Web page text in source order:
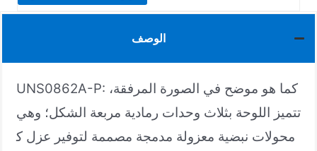
الوصف
UNS0862A-P: كما هو موضح في الصورة المرفقة،
تتميز اللوحة بثلاث وحدات رمادية مربعة الشكل؛ وهي
محولات نبضية معزولة مدمجة مصممة لتوفير عزل ك